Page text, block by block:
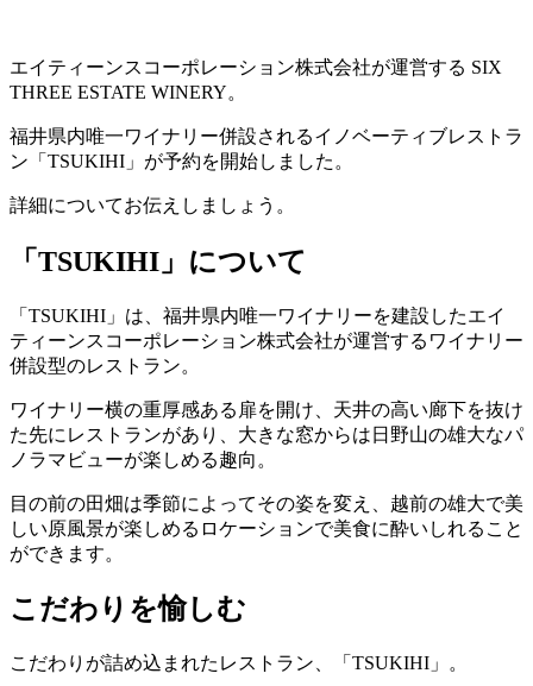
エイティーンスコーポレーション株式会社が運営する SIX
THREE ESTATE WINERY。
福井県内唯一ワイナリー併設されるイノベーティブレストラ
ン「TSUKIHI」が予約を開始しました。
詳細についてお伝えしましょう。
「TSUKIHI」について
「TSUKIHI」は、福井県内唯一ワイナリーを建設したエイ
ティーンスコーポレーション株式会社が運営するワイナリー
併設型のレストラン。
ワイナリー横の重厚感ある扉を開け、天井の高い廊下を抜け
た先にレストランがあり、大きな窓からは日野山の雄大なパ
ノラマビューが楽しめる趣向。
目の前の田畑は季節によってその姿を変え、越前の雄大で美
しい原風景が楽しめるロケーションで美食に酔いしれること
ができます。
こだわりを愉しむ
こだわりが詰め込まれたレストラン、「TSUKIHI」。